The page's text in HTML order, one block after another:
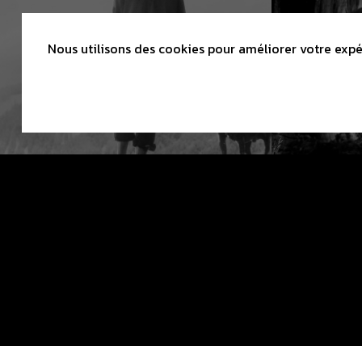
Nous utilisons des cookies pour améliorer votre